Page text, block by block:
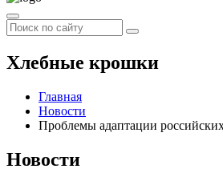
Хлебные крошки
Главная
Новости
Проблемы адаптации
Новости